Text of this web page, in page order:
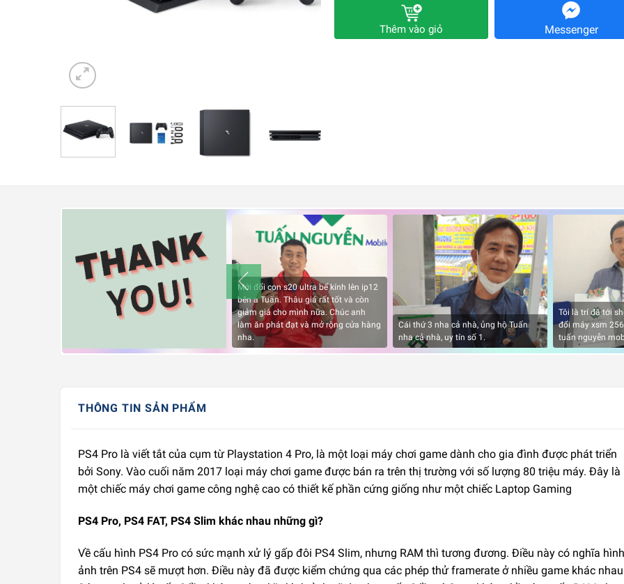
Thêm vào giỏ Messenger
Mới đổi con s20 ultra bể kính lên ip12
bên a Tuấn. Thâu giá rất tốt và còn
giảm giá cho mình nữa. Chúc anh
làm ăn phát đạt và mở rộng cửa hàng
nha.
Cái thứ 3 nha cả nhà, ủng hộ Tuấn
nha cả nhà, uy tín số 1.
Tôi là trí đã tới
đổi máy xsm
tuấn nguyễn
THÔNG TIN SẢN PHẨM
PS4 Pro là viết tắt của cụm từ Playstation 4 Pro, là một loại máy chơi game dành cho gia đình được phát triển
bởi Sony. Vào cuối năm 2017 loại máy chơi game được bán ra trên thị trường với số lượng 80 triệu máy. Đây là
một chiếc máy chơi game công nghệ cao có thiết kế phần cứng giống như một chiếc Laptop Gaming
PS4 Pro, PS4 FAT, PS4 Slim khác nhau những gì?
Về cấu hình PS4 Pro có sức mạnh xử lý gấp đôi PS4 Slim, nhưng RAM thì tương đương. Điều này có nghĩa hình
ảnh trên PS4 sẽ mượt hơn. Điều này đã được kiểm chứng qua các phép thử framerate ở nhiều game khác